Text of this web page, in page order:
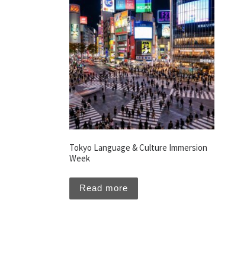
Tokyo Language & Culture Immersion
Week
Read more